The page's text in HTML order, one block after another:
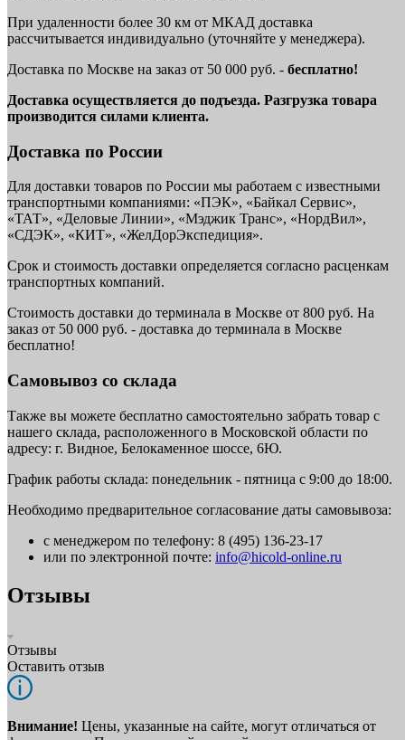
При удаленности более 30 км от МКАД доставка
рассчитывается индивидуально (уточняйте у менеджера).
Доставка по Москве на заказ от 50 000 руб. - бесплатно!
Доставка осуществляется до подъезда. Разгрузка товара
производится силами клиента.
Доставка по России
Для доставки товаров по России мы работаем с известными
транспортными компаниями: «ПЭК», «Байкал Сервис»,
«ТАТ», «Деловые Линии», «Мэджик Транс», «НордВил»,
«СДЭК», «КИТ», «ЖелДорЭкспедиция».
Срок и стоимость доставки определяется согласно расценкам
транспортных компаний.
Стоимость доставки до терминала в Москве от 800 руб. На
заказ от 50 000 руб. - доставка до терминала в Москве
бесплатно!
Самовывоз со склада
Также вы можете бесплатно самостоятельно забрать товар с
нашего склада, расположенного в Московской области по
адресу: г. Видное, Белокаменное шоссе, 6Ю.
График работы склада: понедельник - пятница с 9:00 до 18:00.
Необходимо предварительное согласование даты самовывоза:
с менеджером по телефону: 8 (495) 136-23-17
или по электронной почте: info@hicold-online.ru
Отзывы
Отзывы
Оставить отзыв
Внимание! Цены, указанные на сайте, могут отличаться от